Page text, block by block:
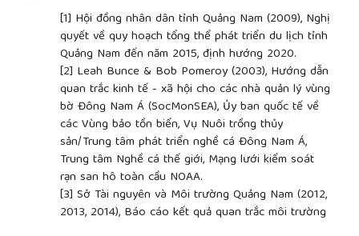
[1] Hội đồng nhân dân tỉnh Quảng Nam (2009), Nghị
quyết về quy hoạch tổng thể phát triển du lịch tỉnh
Quảng Nam đến năm 2015, định hướng 2020.
[2] Leah Bunce & Bob Pomeroy (2003), Hướng dẫn
quan trắc kinh tế - xã hội cho các nhà quản lý vùng
bờ Đông Nam Á (SocMonSEA), Ủy ban quốc tế về
các Vùng bảo tồn biển, Vụ Nuôi trồng thủy
sản/Trung tâm phát triển nghề cá Đông Nam Á,
Trung tâm Nghề cá thế giới, Mạng lưới kiểm soát
rạn san hô toàn cầu NOAA.
[3] Sở Tài nguyên và Môi trường Quảng Nam (2012,
2013, 2014), Báo cáo kết quả quan trắc môi trường